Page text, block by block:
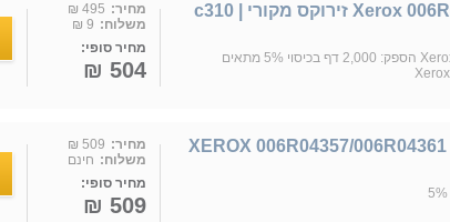
‏טונר ציאן/כחול Xerox 006R04361 זירוקס מקורי c310 |
טונר כחול מקורי Xerox 006R04361 הספק: 2,000 דף בכיסוי 5% מתאים
מחיר: 495 ₪
משלוח: 9 ₪
מחיר סופי:
504 ₪
טונר לייזר כחול מקורי XEROX 006R04357/006R04361
מחיר: 509 ₪
משלוח: חינם
מחיר סופי:
509 ₪